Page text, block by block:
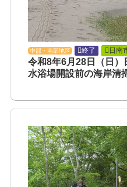
中部・南部地区 終了 日南
令和8年6月28日（日
水浴場開設前の海岸清